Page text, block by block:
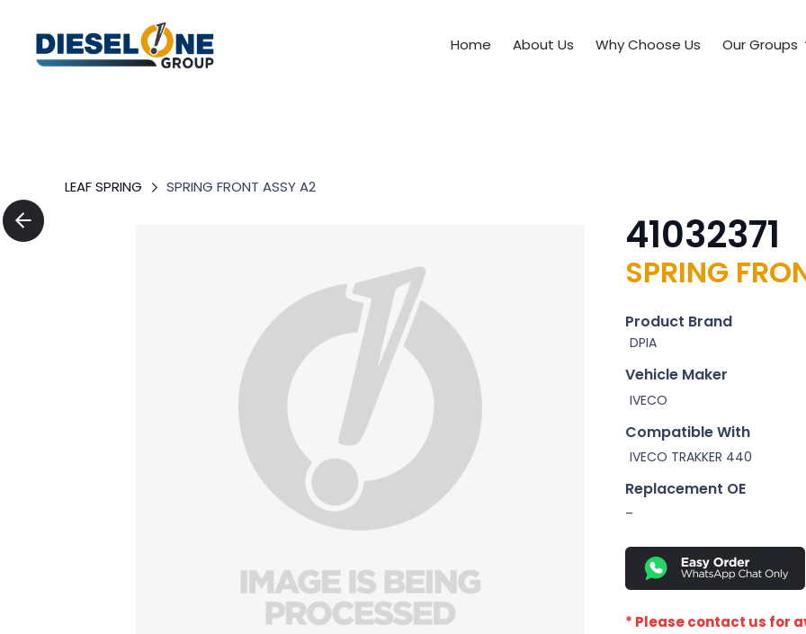
Home About Us Why Choose Us Our Groups
LEAF SPRING SPRING FRONT ASSY A2
41032371
SPRING
Product Brand
DPIA
Vehicle Maker
IVECO
Compatible With
IVECO TRAKKER 440
Replacement OE
–
* Please contact us for